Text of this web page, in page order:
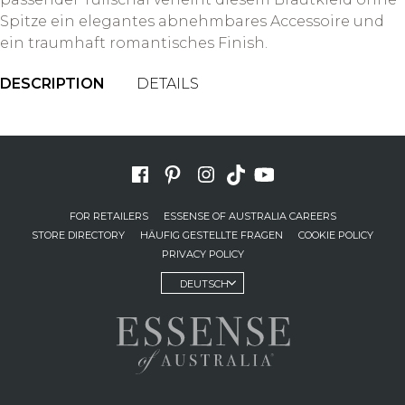
Spitze ein elegantes abnehmbares Accessoire und
ein traumhaft romantisches Finish.
DESCRIPTION DETAILS
FOR RETAILERS
ESSENSE OF AUSTRALIA CAREERS
STORE DIRECTORY
HÄUFIG GESTELLTE FRAGEN
COOKIE POLICY
PRIVACY POLICY
DEUTSCH